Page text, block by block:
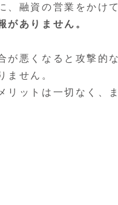
、融資の営業をかけ
がありません。
が悪くなると攻撃的
ません。
リットは一切なく、